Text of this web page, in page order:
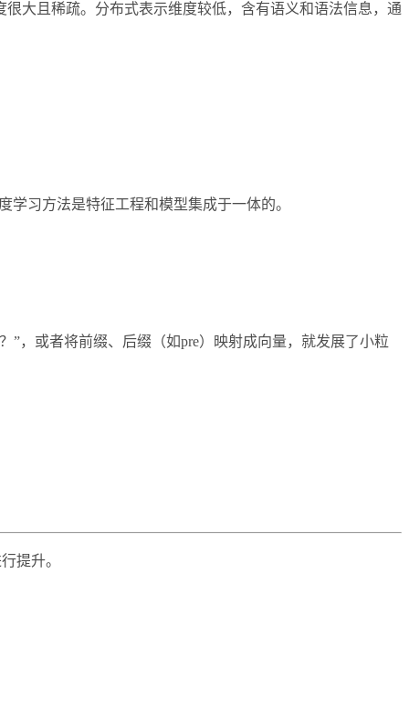
大且稀疏。分布式表示维度较低，含有语义和语法信息，通
学习方法是特征工程和模型集成于一体的。
”，或者将前缀、后缀（如pre）映射成向量，就发展了小粒
提升。